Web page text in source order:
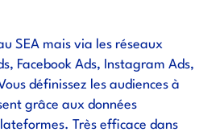
SEA mais via les réseaux
Facebook Ads, Instagram Ads,
définissez les audiences à
grâce aux données
Très efficace dans